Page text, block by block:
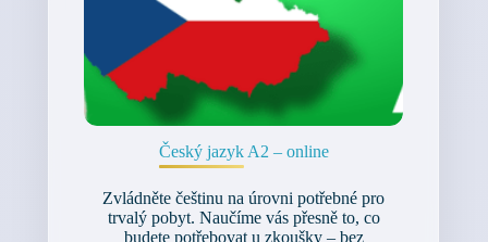
Český jazyk A2 – online
Zvládněte češtinu na úrovni potřebné pro
trvalý pobyt. Naučíme vás přesně to, co
budete potřebovat u zkoušky – bez